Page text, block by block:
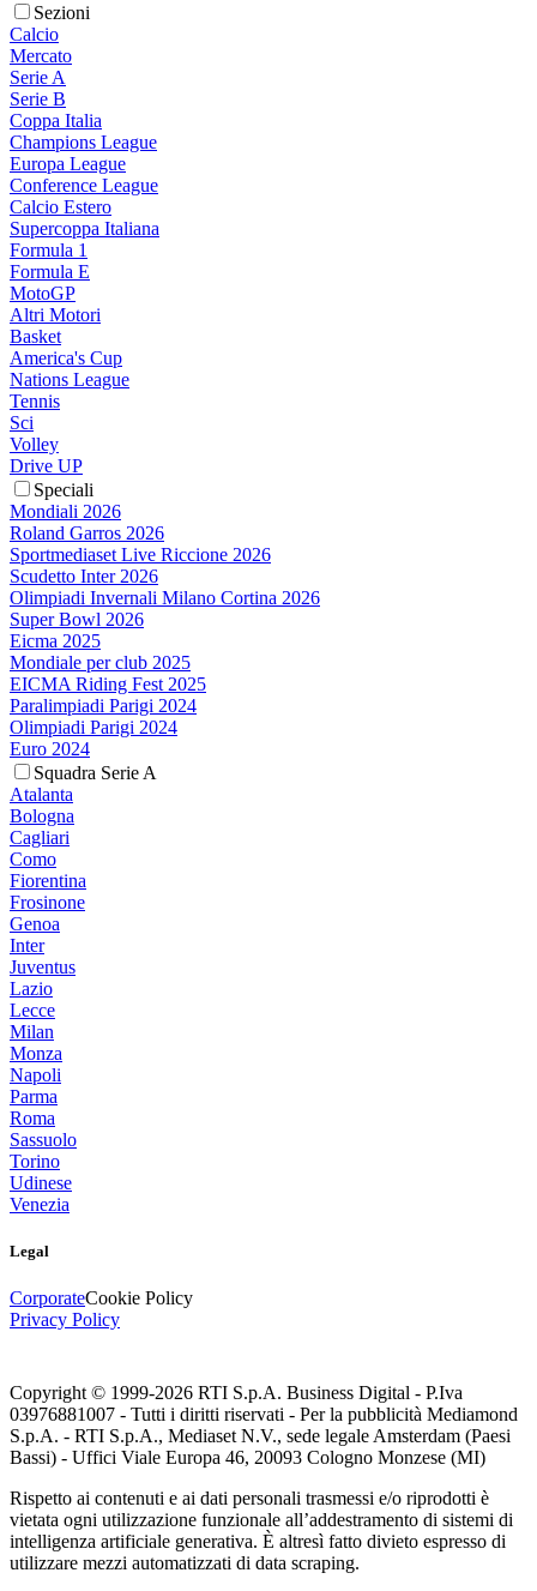
Sezioni
Calcio
Mercato
Serie A
Serie B
Coppa Italia
Champions League
Europa League
Conference League
Calcio Estero
Supercoppa Italiana
Formula 1
Formula E
MotoGP
Altri Motori
Basket
America's Cup
Nations League
Tennis
Sci
Volley
Drive UP
Speciali
Mondiali 2026
Roland Garros 2026
Sportmediaset Live Riccione 2026
Scudetto Inter 2026
Olimpiadi Invernali Milano Cortina 2026
Super Bowl 2026
Eicma 2025
Mondiale per club 2025
EICMA Riding Fest 2025
Paralimpiadi Parigi 2024
Olimpiadi Parigi 2024
Euro 2024
Squadra Serie A
Atalanta
Bologna
Cagliari
Como
Fiorentina
Frosinone
Genoa
Inter
Juventus
Lazio
Lecce
Milan
Monza
Napoli
Parma
Roma
Sassuolo
Torino
Udinese
Venezia
Legal
CorporateCookie Policy
Privacy Policy
Copyright © 1999-2026 RTI S.p.A. Business Digital - P.Iva
03976881007 - Tutti i diritti riservati - Per la pubblicità Mediamond
S.p.A. - RTI S.p.A., Mediaset N.V., sede legale Amsterdam (Paesi
Bassi) - Uffici Viale Europa 46, 20093 Cologno Monzese (MI)
Rispetto ai contenuti e ai dati personali trasmessi e/o riprodotti è
vietata ogni utilizzazione funzionale all’addestramento di sistemi di
intelligenza artificiale generativa. È altresì fatto divieto espresso di
utilizzare mezzi automatizzati di data scraping.